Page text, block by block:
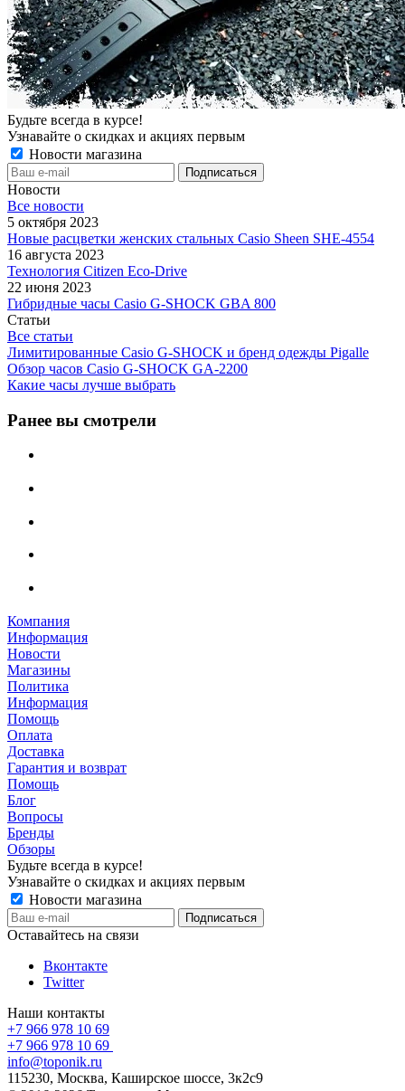
Будьте всегда в курсе!
Узнавайте о скидках и акциях первым
Новости магазина
Новости
Все новости
5 октября 2023
Новые расцветки женских стальных Casio Sheen SHE-4554
16 августа 2023
Технология Citizen Eco-Drive
22 июня 2023
Гибридные часы Casio G-SHOCK GBA 800
Статьи
Все статьи
Лимитированные Casio G-SHOCK и бренд одежды Pigalle
Обзор часов Casio G-SHOCK GA-2200
Какие часы лучше выбрать
Ранее вы смотрели
Компания
Информация
Новости
Магазины
Политика
Информация
Помощь
Оплата
Доставка
Гарантия и возврат
Помощь
Блог
Вопросы
Бренды
Обзоры
Будьте всегда в курсе!
Узнавайте о скидках и акциях первым
Новости магазина
Оставайтесь на связи
Вконтакте
Twitter
Наши контакты
+7 966 978 10 69
+7 966 978 10 69
info@toponik.ru
115230, Москва, Каширское шоссе, 3к2с9